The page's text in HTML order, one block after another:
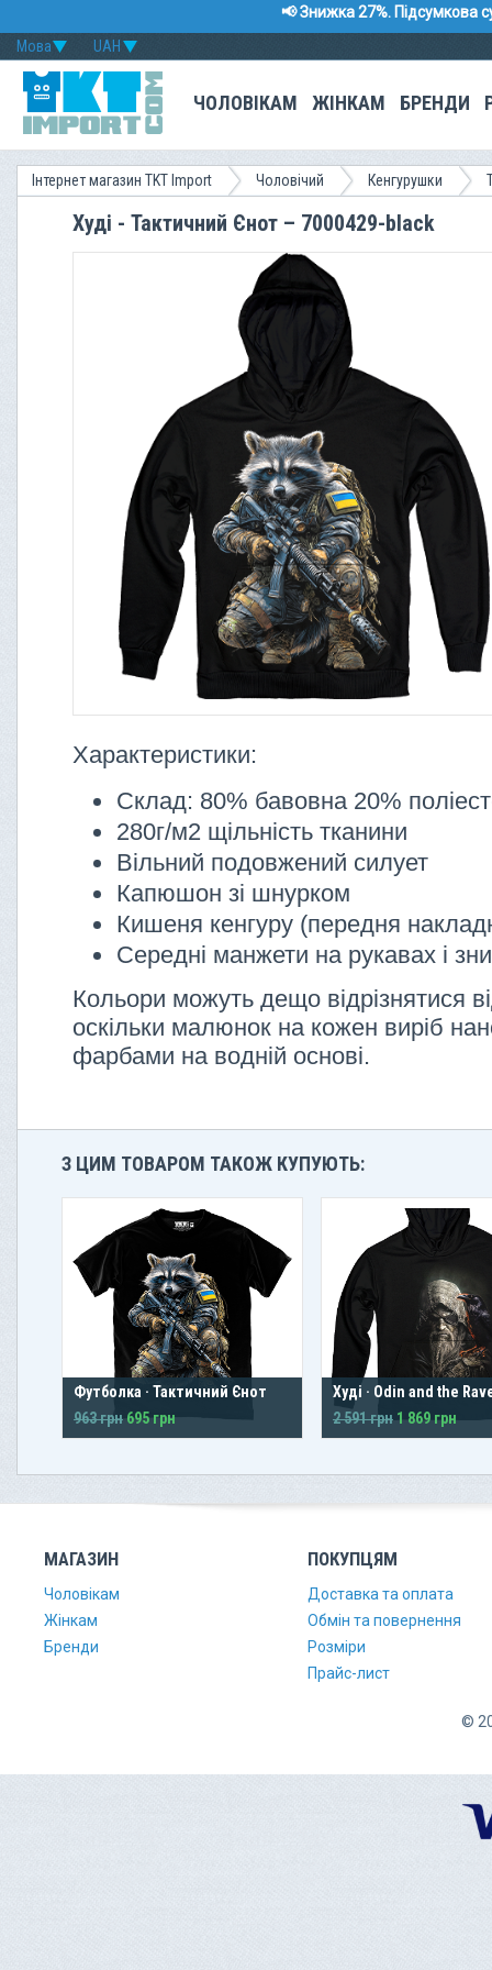
📢 Знижка 27%. Підсумкова
UAH
Мова
ЧОЛОВІКАМ ЖІНКАМ БРЕНДИ
Інтернет магазин TKT Import Чоловічий Кенгурушки
Худі - Тактичний Єнот – 7000429-black
Характеристики:
Склад: 80% бавовна 20%
280г/м2 щільність тканини
Вільний подовжений силует
Капюшон зі шнурком
Кишеня кенгуру (передня
Середні манжети на рукавах і
Кольори можуть дещо відрізнятися
оскільки малюнок на кожен виріб
фарбами на водній основі.
З ЦИМ ТОВАРОМ ТАКОЖ КУПУЮТЬ:
Футболка · Тактичний Єнот
963 грн 695 грн
Худі · Odin and the
2 591 грн1 869 грн
МАГАЗИН
Чоловікам
Жінкам
Бренди
ПОКУПЦЯМ
Доставка та оплата
Обмін та повернення
Розміри
Прайс-лист
©